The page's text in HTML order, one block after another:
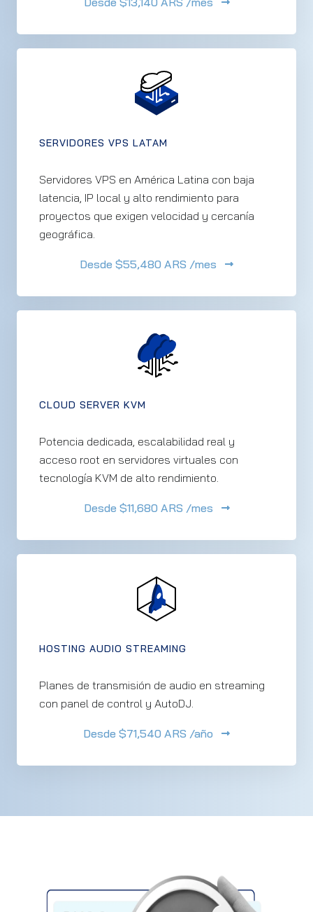
SERVIDORES VPS LATAM
Servidores VPS en América Latina con baja
latencia, IP local y alto rendimiento para
proyectos que exigen velocidad y cercanía
geográfica.
Desde $55,480 ARS /mes
CLOUD SERVER KVM
Potencia dedicada, escalabilidad real y
acceso root en servidores virtuales con
tecnología KVM de alto rendimiento.
Desde $11,680 ARS /mes
HOSTING AUDIO STREAMING
Planes de transmisión de audio en streaming
con panel de control y AutoDJ.
Desde $71,540 ARS /año